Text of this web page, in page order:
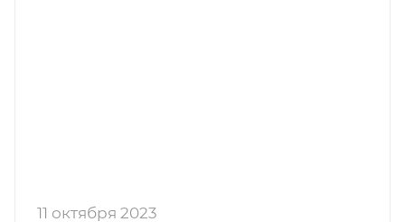
11 октября 2023